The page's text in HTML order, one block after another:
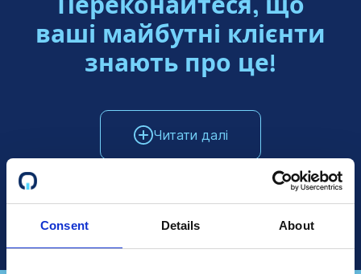
Consent Details About
ваші майбутні клієнти
знають про це!
Читати далі
Поговоріть з відділом продажів